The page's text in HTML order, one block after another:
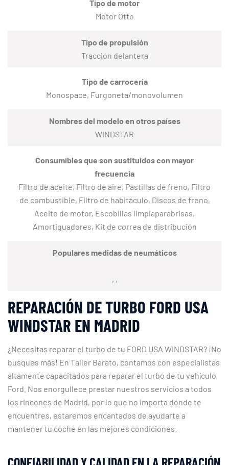
Tipo de motor
Motor Otto
Tipo de propulsión
Tracción delantera
Tipo de carrocería
Monospace, Furgoneta/monovolumen
Nombres del modelo en otros países
WINDSTAR
Consumibles que son sustituidos con mayor
frecuencia
Filtro de aceite, Filtro de aire, Pastillas de freno, Filtro
de combustible, Filtro de habitáculo, Discos de freno,
Aceite de motor, Escobillas limpiaparabrisas,
Amortiguadores, Kit de correa de distribución
Populares medidas de neumáticos
, ,
REPARACIÓN DE TURBO FORD USA
WINDSTAR EN MADRID
¿Necesitas reparar el turbo de tu FORD USA WINDSTAR? ¡No
busques más! En Taller Barato, contamos con especialistas
altamente capacitados para reparar el turbo de tu vehículo
Ford. Nos enorgullece prestar nuestros servicios a todos
los rincones de Madrid, por lo que no importa dónde te
encuentres, estaremos encantados de ayudarte a
mantener tu coche en las mejores condiciones.